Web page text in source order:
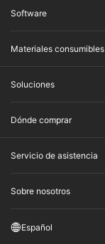
Software
Materiales consumibles
Soluciones
Dónde comprar
Servicio de asistencia
Sobre nosotros
Español